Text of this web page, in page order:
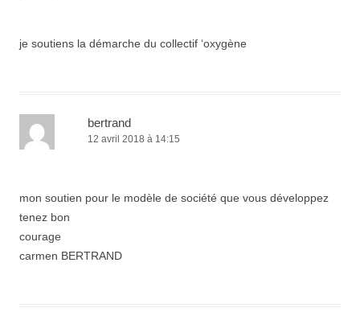
je soutiens la démarche du collectif ‘oxygène
bertrand
12 avril 2018 à 14:15
mon soutien pour le modèle de société que vous développez
tenez bon
courage
carmen BERTRAND